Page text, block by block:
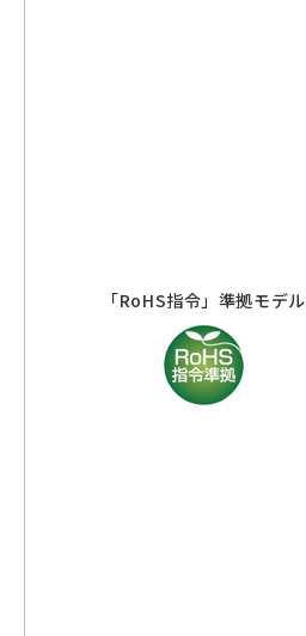
「RoHS指令」準拠モデル